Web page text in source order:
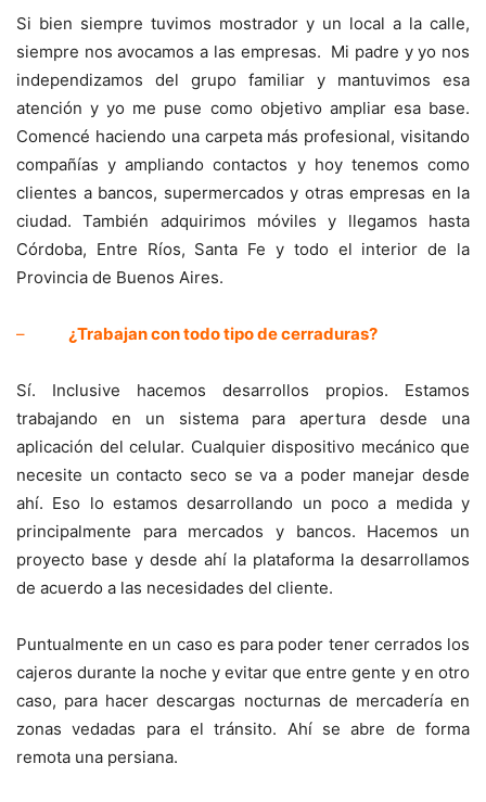
Si bien siempre tuvimos mostrador y un local a la calle,
siempre nos avocamos a las empresas. Mi padre y yo nos
independizamos del grupo familiar y mantuvimos esa
atención y yo me puse como objetivo ampliar esa base.
Comencé haciendo una carpeta más profesional, visitando
compañías y ampliando contactos y hoy tenemos como
clientes a bancos, supermercados y otras empresas en la
ciudad. También adquirimos móviles y llegamos hasta
Córdoba, Entre Ríos, Santa Fe y todo el interior de la
Provincia de Buenos Aires.
– ¿Trabajan con todo tipo de cerraduras?
Sí. Inclusive hacemos desarrollos propios. Estamos
trabajando en un sistema para apertura desde una
aplicación del celular. Cualquier dispositivo mecánico que
necesite un contacto seco se va a poder manejar desde
ahí. Eso lo estamos desarrollando un poco a medida y
principalmente para mercados y bancos. Hacemos un
proyecto base y desde ahí la plataforma la desarrollamos
de acuerdo a las necesidades del cliente.
Puntualmente en un caso es para poder tener cerrados los
cajeros durante la noche y evitar que entre gente y en otro
caso, para hacer descargas nocturnas de mercadería en
zonas vedadas para el tránsito. Ahí se abre de forma
remota una persiana.